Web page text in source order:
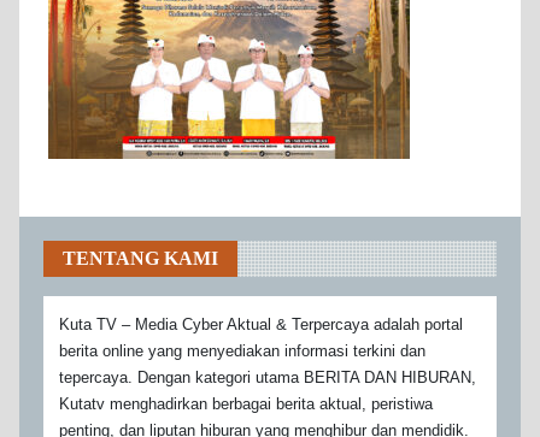
TENTANG KAMI
Kuta TV – Media Cyber Aktual & Terpercaya adalah portal
berita online yang menyediakan informasi terkini dan
tepercaya. Dengan kategori utama BERITA DAN HIBURAN,
Kutatv menghadirkan berbagai berita aktual, peristiwa
penting, dan liputan hiburan yang menghibur dan mendidik.